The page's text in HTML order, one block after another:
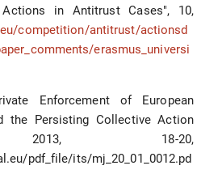
in Antitrust Cases", 10,
competition/antitrust/actionsd
erasmus_universi
Enforcement of European
the Persisting Collective Action
2013, 18-20,
pdf_file/its/mj_20_01_0012.pd